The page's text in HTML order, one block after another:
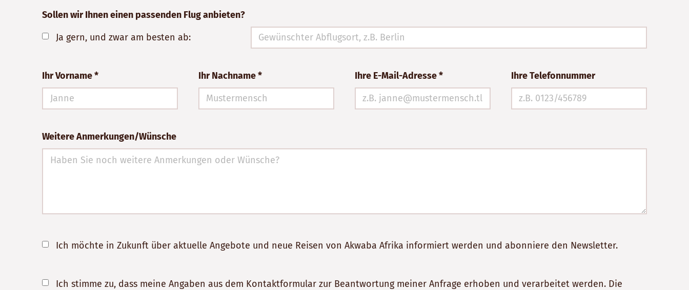
Sollen wir Ihnen einen passenden Flug anbieten?
Ja gern, und zwar am besten ab:
Ihr Vorname * Ihr Nachname * Ihre E-Mail-Adresse * Ihre Telefonnummer
Weitere Anmerkungen/Wünsche
Ich möchte in Zukunft über aktuelle Angebote und neue Reisen von Akwaba Afrika informiert werden und abonniere den Newsletter.
Ich stimme zu, dass meine Angaben aus dem Kontaktformular zur Beantwortung meiner Anfrage erhoben und verarbeitet werden. Die